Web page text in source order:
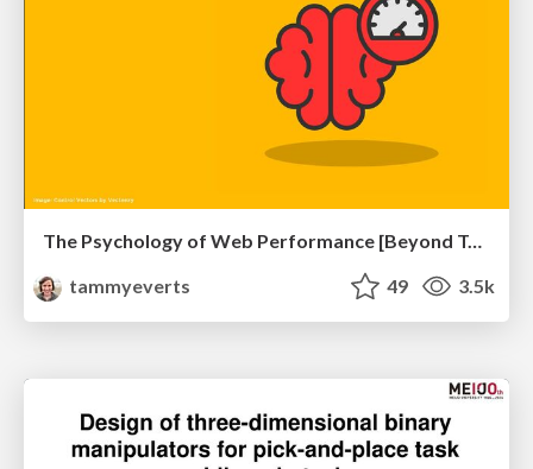
The Psychology of Web Performance [Beyond Tellerrand 2023]
tammyeverts
49 3.5k